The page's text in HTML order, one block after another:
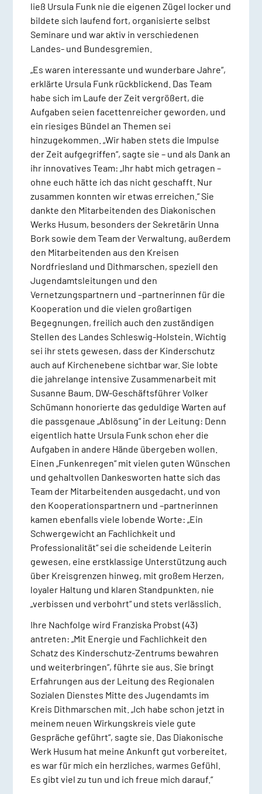
ließ Ursula Funk nie die eigenen Zügel locker und
bildete sich laufend fort, organisierte selbst
Seminare und war aktiv in verschiedenen
Landes- und Bundesgremien.
„Es waren interessante und wunderbare Jahre“,
erklärte Ursula Funk rückblickend. Das Team
habe sich im Laufe der Zeit vergrößert, die
Aufgaben seien facettenreicher geworden, und
ein riesiges Bündel an Themen sei
hinzugekommen. „Wir haben stets die Impulse
der Zeit aufgegriffen“, sagte sie – und als Dank an
ihr innovatives Team: „Ihr habt mich getragen –
ohne euch hätte ich das nicht geschafft. Nur
zusammen konnten wir etwas erreichen.“ Sie
dankte den Mitarbeitenden des Diakonischen
Werks Husum, besonders der Sekretärin Unna
Bork sowie dem Team der Verwaltung, außerdem
den Mitarbeitenden aus den Kreisen
Nordfriesland und Dithmarschen, speziell den
Jugendamtsleitungen und den
Vernetzungspartnern und –partnerinnen für die
Kooperation und die vielen großartigen
Begegnungen, freilich auch den zuständigen
Stellen des Landes Schleswig-Holstein. Wichtig
sei ihr stets gewesen, dass der Kinderschutz
auch auf Kirchenebene sichtbar war. Sie lobte
die jahrelange intensive Zusammenarbeit mit
Susanne Baum. DW-Geschäftsführer Volker
Schümann honorierte das geduldige Warten auf
die passgenaue „Ablösung“ in der Leitung: Denn
eigentlich hatte Ursula Funk schon eher die
Aufgaben in andere Hände übergeben wollen.
Einen „Funkenregen“ mit vielen guten Wünschen
und gehaltvollen Dankesworten hatte sich das
Team der Mitarbeitenden ausgedacht, und von
den Kooperationspartnern und –partnerinnen
kamen ebenfalls viele lobende Worte: „Ein
Schwergewicht an Fachlichkeit und
Professionalität“ sei die scheidende Leiterin
gewesen, eine erstklassige Unterstützung auch
über Kreisgrenzen hinweg, mit großem Herzen,
loyaler Haltung und klaren Standpunkten, nie
„verbissen und verbohrt“ und stets verlässlich.
Ihre Nachfolge wird Franziska Probst (43)
antreten: „Mit Energie und Fachlichkeit den
Schatz des Kinderschutz-Zentrums bewahren
und weiterbringen“, führte sie aus. Sie bringt
Erfahrungen aus der Leitung des Regionalen
Sozialen Dienstes Mitte des Jugendamts im
Kreis Dithmarschen mit. „Ich habe schon jetzt in
meinem neuen Wirkungskreis viele gute
Gespräche geführt“, sagte sie. Das Diakonische
Werk Husum hat meine Ankunft gut vorbereitet,
es war für mich ein herzliches, warmes Gefühl.
Es gibt viel zu tun und ich freue mich darauf.“